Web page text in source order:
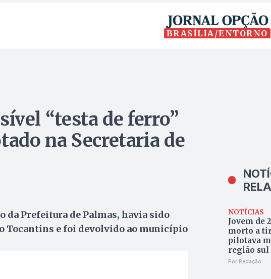
BRASÍLIA/ENTORNO
“testa de ferro”
na Secretaria de
Prefeitura de Palmas, havia sido
Tocantins e foi devolvido ao município
NOTÍCIAS
Jovem de
morto a
pilotava
região sul
Por Redação